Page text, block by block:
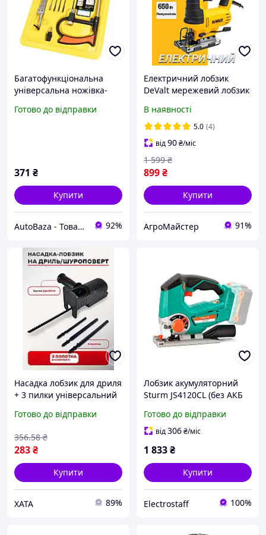
Багатофункціональна
універсальна ножівка-
надійний помічник для
Готово до відправки
371 ₴
Купити
AutoBaza - Товари для автомобілей та життя 92%
Електричний лобзик
DeValt мережевий лобзик
маркером 750 Вт для
різних матеріалів
В наявності
5.0 (4)
від90₴/міс
899₴
1 599 ₴
Купити
АгроМайстер 91%
Насадка лобзик для дриля
+ 3 пилки універсальний
різних матеріалів
Готово до відправки
283₴
356.58 ₴
Купити
XATA 89%
Лобзик акумуляторний
Sturm JS4120CL (без АКБ
заготовок з різних
матеріалів
Готово до відправки
від306₴/міс
1 833₴
Купити
Electrostaff 100%